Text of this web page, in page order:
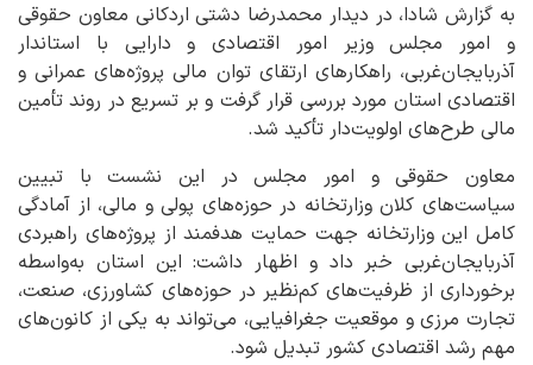
به گزارش شادا، در دیدار محمدرضا دشتی اردکانی معاون حقوقی
و امور مجلس وزیر امور اقتصادی و دارایی با استاندار
آذربایجان‌غربی، راهکارهای ارتقای توان مالی پروژه‌های عمرانی و
اقتصادی استان مورد بررسی قرار گرفت و بر تسریع در روند تأمین
مالی طرح‌های اولویت‌دار تأکید شد.
معاون حقوقی و امور مجلس در این نشست با تبیین
سیاست‌های کلان وزارتخانه در حوزه‌های پولی و مالی، از آمادگی
کامل این وزارتخانه جهت حمایت هدفمند از پروژه‌های راهبردی
آذربایجان‌غربی خبر داد و اظهار داشت: این استان به‌واسطه
برخورداری از ظرفیت‌های کم‌نظیر در حوزه‌های کشاورزی، صنعت،
تجارت مرزی و موقعیت جغرافیایی، می‌تواند به یکی از کانون‌های
مهم رشد اقتصادی کشور تبدیل شود.